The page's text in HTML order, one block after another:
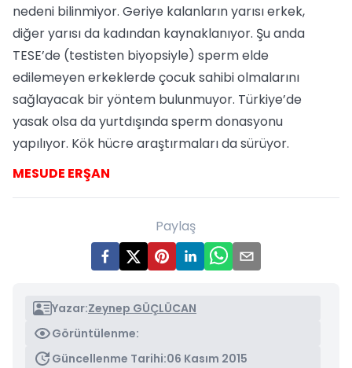
nedeni bilinmiyor. Geriye kalanların yarısı erkek,
diğer yarısı da kadından kaynaklanıyor. Şu anda
TESE’de (testisten biyopsiyle) sperm elde
edilemeyen erkeklerde çocuk sahibi olmalarını
sağlayacak bir yöntem bulunmuyor. Türkiye’de
yasak olsa da yurtdışında sperm donasyonu
yapılıyor. Kök hücre araştırmaları da sürüyor.
MESUDE ERŞAN
Paylaş
Yazar:Zeynep GÜÇLÜCAN
Görüntülenme:
Güncellenme Tarihi:06 Kasım 2015